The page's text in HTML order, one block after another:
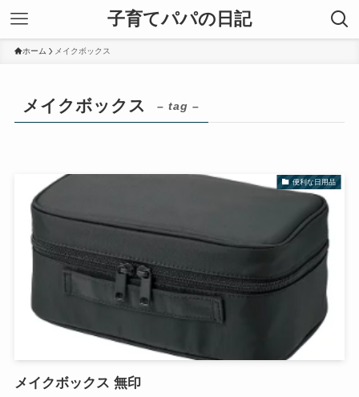
子育てパパの日記
ホーム メイクボックス
メイクボックス – tag –
便利な日用品
メイクボックス 無印